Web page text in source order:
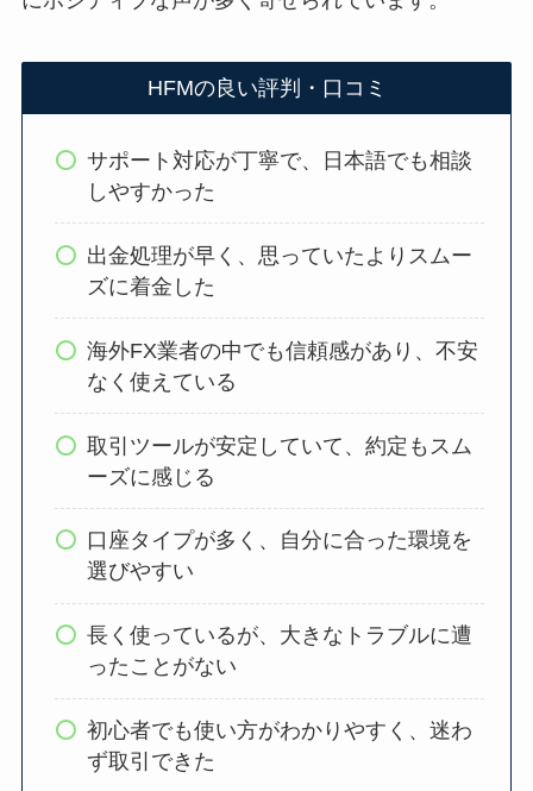
HFMの良い評判・口コミ
サポート対応が丁寧で、日本語でも相談
しやすかった
出金処理が早く、思っていたよりスムー
ズに着金した
海外FX業者の中でも信頼感があり、不安
なく使えている
取引ツールが安定していて、約定もスム
ーズに感じる
口座タイプが多く、自分に合った環境を
選びやすい
長く使っているが、大きなトラブルに遭
ったことがない
初心者でも使い方がわかりやすく、迷わ
ず取引できた